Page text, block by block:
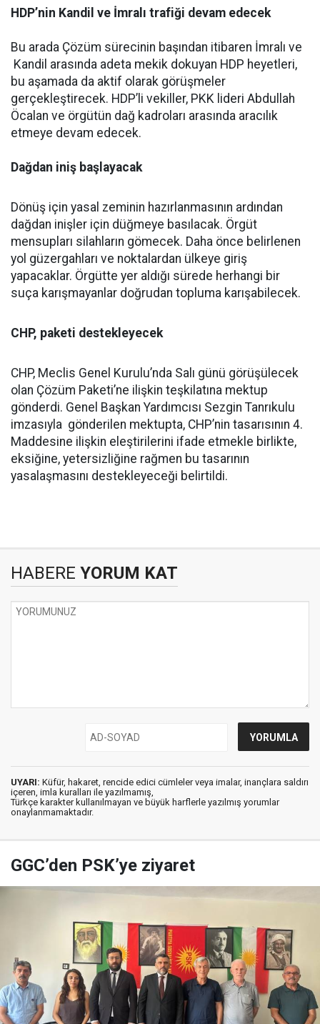
HDP’nin Kandil ve İmralı trafiği devam edecek
Bu arada Çözüm sürecinin başından itibaren İmralı ve
Kandil arasında adeta mekik dokuyan HDP heyetleri,
bu aşamada da aktif olarak görüşmeler
gerçekleştirecek. HDP’li vekiller, PKK lideri Abdullah
Öcalan ve örgütün dağ kadroları arasında aracılık
etmeye devam edecek.
Dağdan iniş başlayacak
Dönüş için yasal zeminin hazırlanmasının ardından
dağdan inişler için düğmeye basılacak. Örgüt
mensupları silahların gömecek. Daha önce belirlenen
yol güzergahları ve noktalardan ülkeye giriş
yapacaklar. Örgütte yer aldığı sürede herhangi bir
suça karışmayanlar doğrudan topluma karışabilecek.
CHP, paketi destekleyecek
CHP, Meclis Genel Kurulu’nda Salı günü görüşülecek
olan Çözüm Paketi’ne ilişkin teşkilatına mektup
gönderdi. Genel Başkan Yardımcısı Sezgin Tanrıkulu
imzasıyla gönderilen mektupta, CHP’nin tasarısının 4.
Maddesine ilişkin eleştirilerini ifade etmekle birlikte,
eksiğine, yetersizliğine rağmen bu tasarının
yasalaşmasını destekleyeceği belirtildi.
HABERE YORUM KAT
UYARI: Küfür, hakaret, rencide edici cümleler veya imalar, inançlara saldırı
içeren, imla kuralları ile yazılmamış,
Türkçe karakter kullanılmayan ve büyük harflerle yazılmış yorumlar
onaylanmamaktadır.
GGC’den PSK’ye ziyaret